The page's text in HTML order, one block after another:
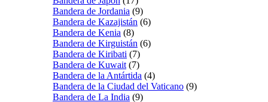
Bandera de Jordania (9)
Bandera de Kazajistán (6)
Bandera de Kenia (8)
Bandera de Kirguistán (6)
Bandera de Kiribati (7)
Bandera de Kuwait (7)
Bandera de la Antártida (4)
Bandera de la Ciudad del Vaticano (9)
Bandera de La India (9)